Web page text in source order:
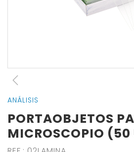
ANÁLISIS
PORTAOBJETOS
MICROSCOPIO (50